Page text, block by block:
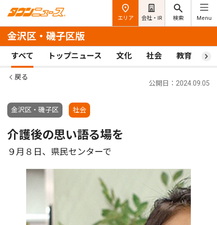
エリア 会社・IR 検索 Menu
金沢区・磯子区版
すべて トップニュース 文化 社会 教育 ス
戻る
金沢区・磯子区 社会
公開日：2024.09.05
介護後の思い語る場を
９月８日、県民センターで